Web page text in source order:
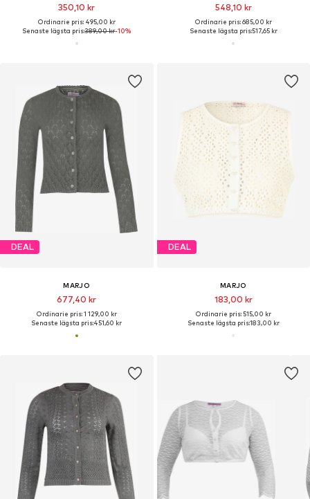
350,10 kr
Ordinarie pris: 495,00 kr
Senaste lägsta pris:389,00 kr-10%
548,10 kr
Ordinarie pris: 685,00 kr
Senaste lägsta pris:517,65 kr
DEAL
MARJO
677,40 kr
Ordinarie pris: 1 129,00 kr
Senaste lägsta pris:451,60 kr
DEAL
MARJO
183,00 kr
Ordinarie pris: 515,00 kr
Senaste lägsta pris:183,00 kr